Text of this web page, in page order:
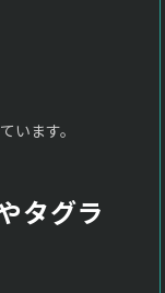
います。
タグラ